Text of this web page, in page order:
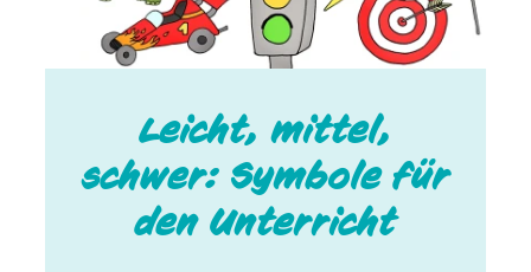
Leicht, mittel,
schwer: Symbole für
den Unterricht